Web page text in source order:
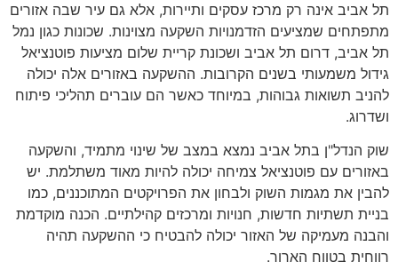
תל אביב אינה רק מרכז עסקים ותיירות, אלא גם עיר שבה אזורים
מתפתחים שמציעים הזדמנויות השקעה מצוינות. שכונות כגון נמל
תל אביב, דרום תל אביב ושכונת קריית שלום מציעות פוטנציאל
גידול משמעותי בשנים הקרובות. ההשקעה באזורים אלה יכולה
להניב תשואות גבוהות, במיוחד כאשר הם עוברים תהליכי פיתוח
ושדרוג.
שוק הנדל"ן בתל אביב נמצא במצב של שינוי מתמיד, והשקעה
באזורים עם פוטנציאל צמיחה יכולה להיות מאוד משתלמת. יש
להבין את מגמות השוק ולבחון את הפרויקטים המתוכננים, כמו
בניית תשתיות חדשות, חנויות ומרכזים קהילתיים. הכנה מוקדמת
והבנה מעמיקה של האזור יכולה להבטיח כי ההשקעה תהיה
רווחית בטווח הארוך.